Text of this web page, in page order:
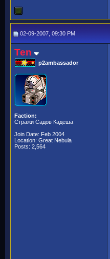
02-09-2007, 09:30 PM
Ten
p2ambassador
Faction:
Стражи Садов Кадеша
Join Date: Feb 2004
Location: Great Nebula
Posts: 2,564